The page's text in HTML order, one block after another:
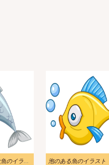
漫画のシンプルな魚のイラスト 泡のある魚のイラスト